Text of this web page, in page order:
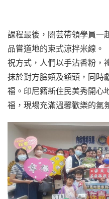
課程最後，閤芸帶領學員一
品嘗道地的柬式涼拌米線。
祝方式，人們以手沾香粉，
抹於對方臉頰及額頭，同時
福。印尼籍新住民美秀開心
福，現場充滿溫馨歡樂的氣